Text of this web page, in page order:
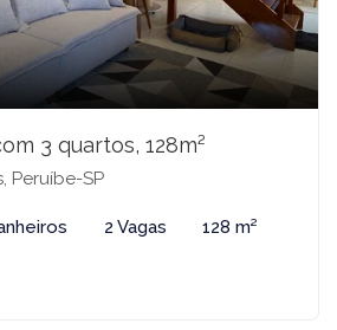
3 quartos, 128m²
Peruíbe-SP
2 Vagas 128 m²